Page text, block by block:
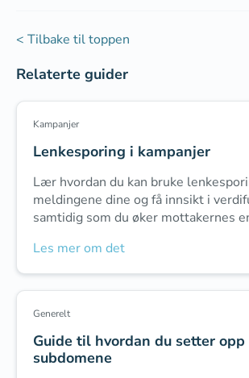
< Tilbake til toppen
Relaterte guider
Kampanjer
Lenkesporing i kampanjer
Lær hvordan du kan bruke
meldingene dine og få innsikt i
samtidig som du øker mottakernes
Les mer om det
Generelt
Guide til hvordan du setter opp
subdomene